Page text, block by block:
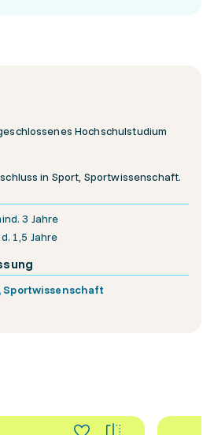
Hochschulstudium
in Sport, Sportwissenschaft.
3 Jahre
1,5 Jahre
Sportwissenschaft